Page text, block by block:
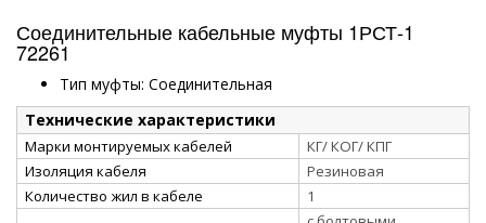
Соединительные кабельные муфты 1РСТ-1
72261
Тип муфты: Соединительная
Технические характеристики
Марки монтируемых кабелей
КГ/ КОГ/ КПГ
Изоляция кабеля
Резиновая
Количество жил в кабеле
1